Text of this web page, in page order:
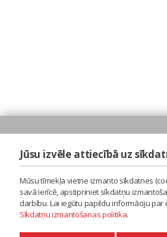
Jūsu izvēle attiecībā uz
Mūsu tīmekļa vietne izmanto sīkdatnes
savā ierīcē, apstipriniet sīkdatņu
darbību. Lai iegūtu papildu informāciju
Sīkdatņu izmantošanas politika.